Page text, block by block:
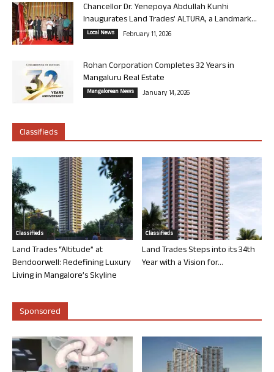
Chancellor Dr. Yenepoya Abdullah Kunhi
Inaugurates Land Trades’ ALTURA, a Landmark...
Local News February 11, 2026
Rohan Corporation Completes 32 Years in
Mangaluru Real Estate
Mangalorean News January 14, 2026
Classifieds
Classifieds
Land Trades “Altitude” at
Bendoorwell: Redefining Luxury
Living in Mangalore’s Skyline
Classifieds
Land Trades Steps into its 34th
Year with a Vision for...
Sponsored